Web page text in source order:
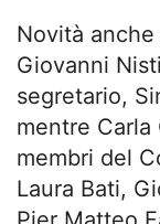
Novità
Giovanni
segretario,
mentre
membri del
Laura Bati,